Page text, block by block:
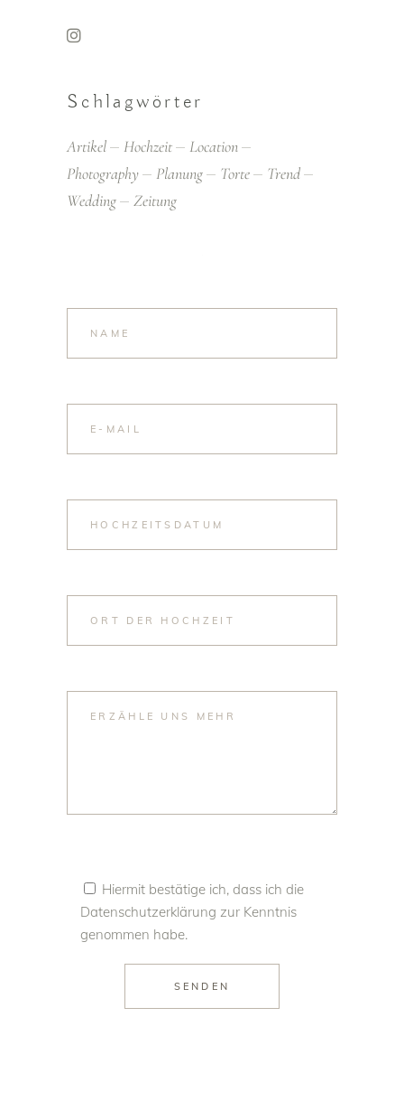
Schlagwörter
Artikel Hochzeit
Location
Photography
Planung Torte
Trend
Wedding
Zeitung
Hiermit bestätige ich, dass ich die
Datenschutzerklärung zur Kenntnis
genommen habe.
SENDEN